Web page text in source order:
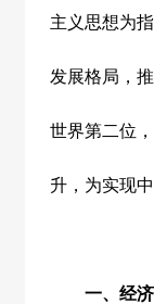
主义思想为
发展格局，
世界第二位
升，为实现
一、经济